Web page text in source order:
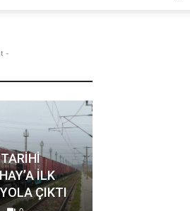
-
TARİHİ
İLK
ÇIKTI